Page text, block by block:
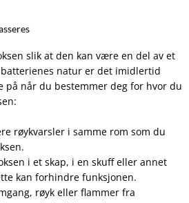
slik at den kan være en del av et
natur er det imidlertid
på når du bestemmer deg for hvor du
røykvarsler i samme rom som du
i et skap, i en skuff eller annet
kan forhindre funksjonen.
røyk eller flammer fra